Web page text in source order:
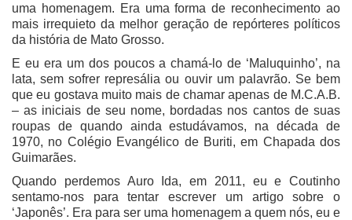
uma homenagem. Era uma forma de reconhecimento ao
mais irrequieto da melhor geração de repórteres políticos
da história de Mato Grosso.
E eu era um dos poucos a chamá-lo de ‘Maluquinho’, na
lata, sem sofrer represália ou ouvir um palavrão. Se bem
que eu gostava muito mais de chamar apenas de M.C.A.B.
– as iniciais de seu nome, bordadas nos cantos de suas
roupas de quando ainda estudávamos, na década de
1970, no Colégio Evangélico de Buriti, em Chapada dos
Guimarães.
Quando perdemos Auro Ida, em 2011, eu e Coutinho
sentamo-nos para tentar escrever um artigo sobre o
‘Japonês’. Era para ser uma homenagem a quem nós, eu e